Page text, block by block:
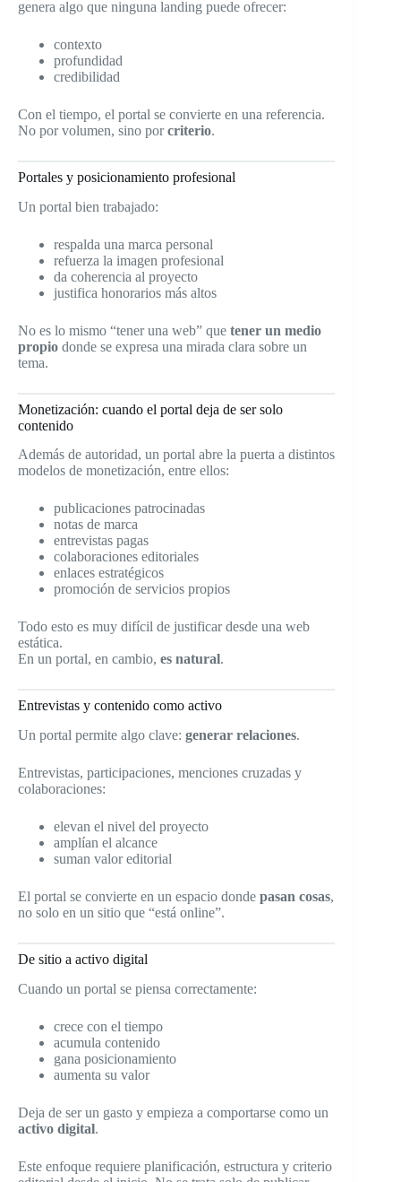
genera algo que ninguna landing puede ofrecer:
contexto
profundidad
credibilidad
Con el tiempo, el portal se convierte en una referencia.
No por volumen, sino porcriterio.
Portales y posicionamiento profesional
Un portal bien trabajado:
respalda una marca personal
refuerza la imagen profesional
da coherencia al proyecto
justifica honorarios más altos
No es lo mismo “tener una web” que tener un medio
propio donde se expresa una mirada clara sobre un
tema.
Monetización: cuando el portal deja de ser solo
contenido
Además de autoridad, un portal abre la puerta a distintos
modelos de monetización, entre ellos:
publicaciones patrocinadas
notas de marca
entrevistas pagas
colaboraciones editoriales
enlaces estratégicos
promoción de servicios propios
Todo esto es muy difícil de justificar desde una web
estática.
En un portal, en cambio, es natural.
Entrevistas y contenido como activo
Un portal permite algo clave: generar relaciones.
Entrevistas, participaciones, menciones cruzadas y
colaboraciones:
elevan el nivel del proyecto
amplían el alcance
suman valor editorial
El portal se convierte en un espacio donde pasan cosas,
no solo en un sitio que “está online”.
De sitio a activo digital
Cuando un portal se piensa correctamente:
crece con el tiempo
acumula contenido
gana posicionamiento
aumenta su valor
Deja de ser un gasto y empieza a comportarse como un
activo digital.
Este enfoque requiere planificación, estructura y criterio